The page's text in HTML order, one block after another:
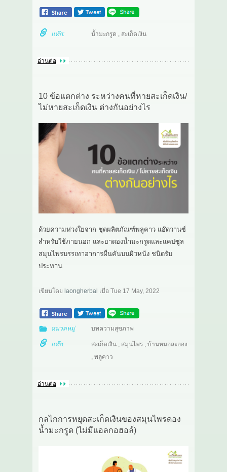
แท๊ก: น้ำมะกรูด สะเก็ดเงิน
อ่านต่อ
10 ข้อแตกต่าง ระหว่างคนที่หายสะเก็ดเงิน/
ไม่หายสะเก็ดเงิน ต่างกันอย่างไร
ด้วยความห่วงใยจาก ชุดผลิตภัณฑ์พลูคาว แอ๊ดวานซ์
สำหรับใช้ภายนอก และยาดองน้ำมะกรูดและแคปซูล
สมุนไพรบรรเทาอาการผื่นคันบนผิวหนัง ชนิดรับ
ประทาน
เขียนโดย laongherbal เมื่อ Tue 17 May, 2022
หมวดหมู่ บทความสุขภาพ
แท๊ก: สะเก็ดเงิน, สมุนไพร, บ้านหมอละออง
พลูคาว
อ่านต่อ
กลไกการหยุดสะเก็ดเงินของสมุนไพรดอง
น้ำมะกรูด (ไม่มีแอลกอฮอล์)